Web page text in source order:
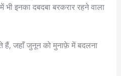
भी इनका दबदबा बरकरार रहने वाला
जहाँ जुनून को मुनाफ़े में बदलना